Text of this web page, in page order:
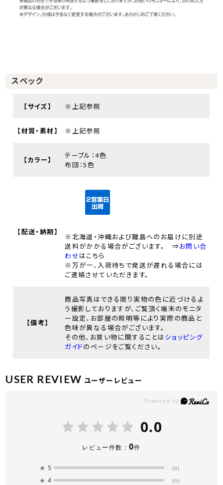
スペック
【サイズ】 ※上記参照
【材質・素材】 ※上記参照
【カラー】
テーブル：4色
布団：5色
【配送・納期】
※北海道・沖縄および離島へのお届けに別途
送料がかかる場合がございます。 ⇒お問い合
わせはこちら
※万が一、入荷待ちで発送が遅れる場合には
ご連絡させていただきます。
【備考】
商品写真はできる限り実物の色に近づけるよ
う撮影しておりますが、ご覧頂く端末のモニタ
ー設定、お部屋の照明等により実際の商品と
色味が異なる場合がございます。
その他、お買い物に関することはショッピング
ガイドのページをご覧ください。
USER REVIEW ユーザーレビュー
0.0
レビュー件数： 0件
★ 5 (0)
★ 4 (0)